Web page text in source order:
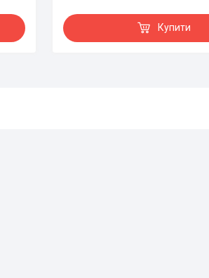
Купити